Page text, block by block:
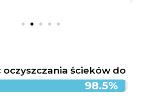
oczyszczania ścieków do
98.5%